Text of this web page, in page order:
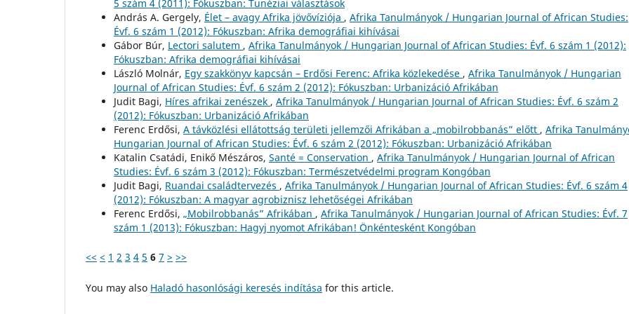
5 szám 4 (2011): Fókuszban: Tunéziai választások
András A. Gergely, Élet – avagy Afrika jövővíziója , Afrika Tanulmányok / Hungarian Journal of African Studies:
Évf. 6 szám 1 (2012): Fókuszban: Afrika demográfiai kihívásai
Gábor Búr, Lectori salutem , Afrika Tanulmányok / Hungarian Journal of African Studies: Évf. 6 szám 1 (2012):
Fókuszban: Afrika demográfiai kihívásai
László Molnár, Egy szakkönyv kapcsán – Erdősi Ferenc: Afrika közlekedése , Afrika Tanulmányok / Hungarian
Journal of African Studies: Évf. 6 szám 2 (2012): Fókuszban: Urbanizáció Afrikában
Judit Bagi, Híres afrikai zenészek , Afrika Tanulmányok / Hungarian Journal of African Studies: Évf. 6 szám 2
(2012): Fókuszban: Urbanizáció Afrikában
Ferenc Erdősi, A távközlési ellátottság területi jellemzői Afrikában a „mobilrobbanás” előtt , Afrika
Hungarian Journal of African Studies: Évf. 6 szám 2 (2012): Fókuszban: Urbanizáció Afrikában
Katalin Csatádi, Enikő Mészáros, Santé = Conservation , Afrika Tanulmányok / Hungarian Journal of African
Studies: Évf. 6 szám 3 (2012): Fókuszban: Természetvédelmi program Kongóban
Judit Bagi, Ruandai családtervezés , Afrika Tanulmányok / Hungarian Journal of African Studies: Évf. 6 szám 4
(2012): Fókuszban: A magyar agrobiznisz lehetőségei Afrikában
Ferenc Erdősi, „Mobilrobbanás” Afrikában , Afrika Tanulmányok / Hungarian Journal of African Studies: Évf. 7
szám 1 (2013): Fókuszban: Hagyj nyomot Afrikában! Önkéntesként Kongóban
<< < 1 2 3 4 5 6 7 > >>
You may also Haladó hasonlósági keresés indítása for this article.